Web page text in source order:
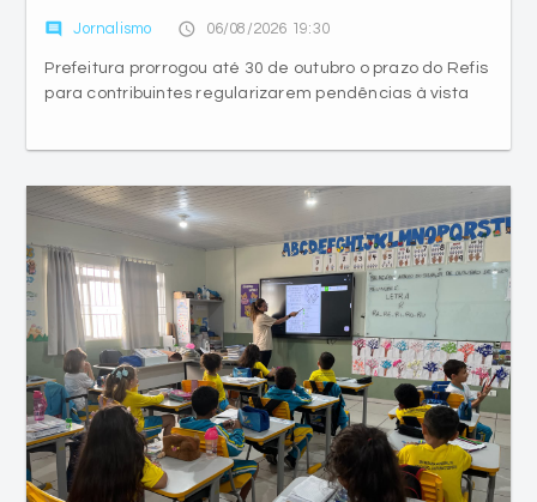
para contribuintes regularizarem pendências à vista